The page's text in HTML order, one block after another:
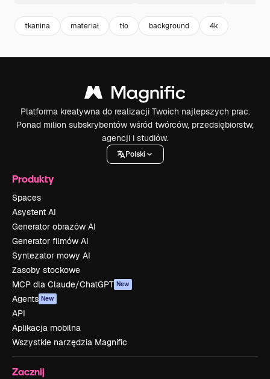
tkanina materiał tło background 4k
Platforma kreatywna do realizacji Twoich najlepszych prac.
Ponad milion subskrybentów wśród twórców, przedsiębiorstw,
agencji i studiów.
Polski
Produkty
Spaces
Asystent AI
Generator obrazów AI
Generator filmów AI
Syntezator mowy AI
Zasoby stockowe
MCP dla Claude/ChatGPT New
Agents New
API
Aplikacja mobilna
Wszystkie narzędzia Magnific
Zacznij